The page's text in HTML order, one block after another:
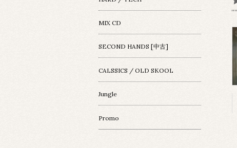
MIX CD
SECOND HANDS [中古]
CALSSICS / OLD SKOOL
Jungle
Promo